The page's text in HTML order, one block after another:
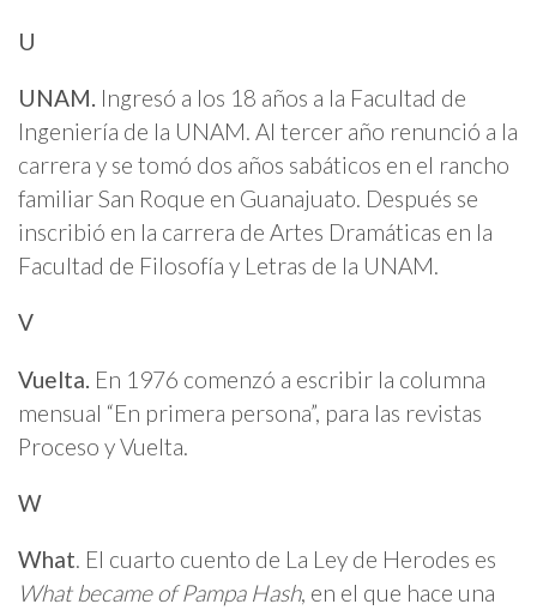
U
UNAM. Ingresó a los 18 años a la Facultad de
Ingeniería de la UNAM. Al tercer año renunció a la
carrera y se tomó dos años sabáticos en el rancho
familiar San Roque en Guanajuato. Después se
inscribió en la carrera de Artes Dramáticas en la
Facultad de Filosofía y Letras de la UNAM.
V
Vuelta. En 1976 comenzó a escribir la columna
mensual “En primera persona”, para las revistas
Proceso y Vuelta.
W
What. El cuarto cuento de La Ley de Herodes es
What became of Pampa Hash, en el que hace una